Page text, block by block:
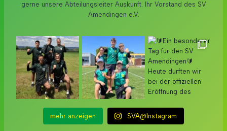
gerne unsere Abteilungsleiter Auskunft. Ihr Vorstand des SV
Amendingen e.V.
mehr anzeigen SVA@Instagram